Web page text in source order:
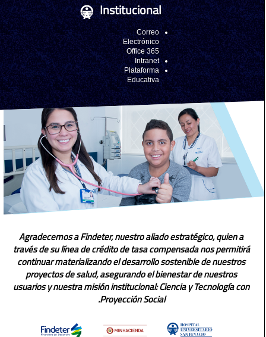
Institucional
Correo
Electrónico
Office 365
Intranet
Plataforma
Educativa
Agradecemos a Findeter, nuestro aliado estratégico, quien a
través de su línea de crédito de tasa compensada nos permitirá
continuar materializando el desarrollo sostenible de nuestros
proyectos de salud, asegurando el bienestar de nuestros
usuarios y nuestra misión institucional: Ciencia y Tecnología con
Proyección Social.